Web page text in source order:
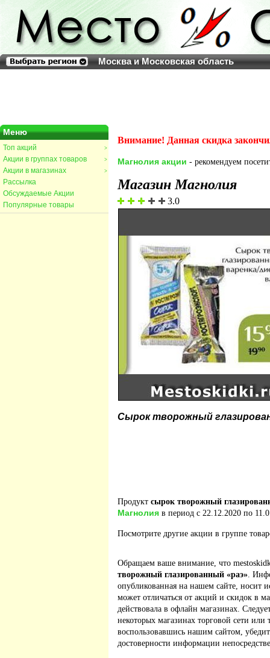
Москва и Московская область
Меню
>
Топ акций
>
Акции в группах товаров
>
Акции в магазинах
Рассылка
Обсуждаемые Акции
Популярные товары
Внимание! Данная скидка
Магнолия акции - рекомендуем
Магазин Магнолия
3.0
Сырок творожный
Продукт сырок творожный
Магнолия в период с 22.12.2020 по
Посмотрите другие акции в группе
Обращаем ваше внимание, что
творожный глазированный «раэ».
опубликованная на нашем сайте, носит
может отличаться от акций и скидок в
действовала в офлайн магазинах.
некоторых магазинах торговой сети
воспользовавшись нашим сайтом,
достоверности информации